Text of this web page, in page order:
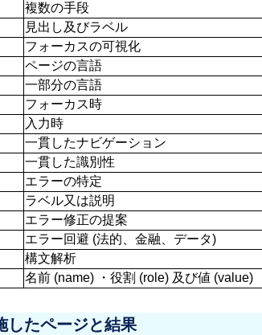
複数の手段
見出し及びラベル
フォーカスの可視化
ページの言語
一部分の言語
フォーカス時
入力時
一貫したナビゲーション
一貫した識別性
エラーの特定
ラベル又は説明
エラー修正の提案
エラー回避 (法的、金融、データ)
構文解析
名前 (name) ・役割 (role) 及び値 (value)
したページと結果